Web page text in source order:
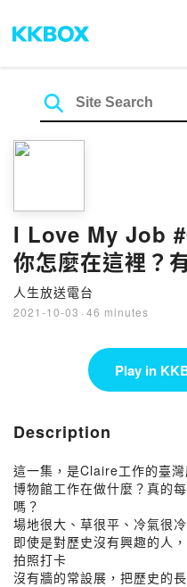
I Love My Job
你怎麼在這裡？
博，一次讓你聽個
人生放送電台
2021-10-03 · 46 minutes
Play in
Description
這一集，是Claire工作的臺灣
博物館工作在做什麼？真的
嗎？
場地很大、草很平、冷氣很
即使是對歷史沒有興趣的人
拍照打卡
沒有牆的常設展，把歷史的